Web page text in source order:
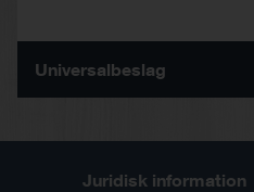
Universalbeslag
Juridisk information